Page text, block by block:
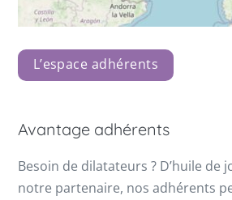
L’espace adhérents
Avantage adhérents
Besoin de dilatateurs ? D’huile de
notre partenaire, nos adhérents